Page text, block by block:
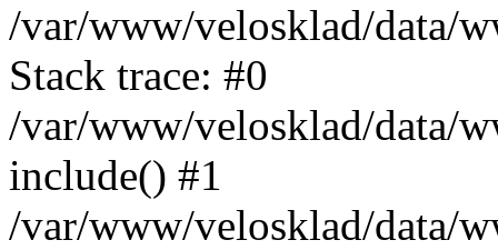
/var/www/velosklad/data/
Stack trace: #0
/var/www/velosklad/data/
include() #1
/var/www/velosklad/data/